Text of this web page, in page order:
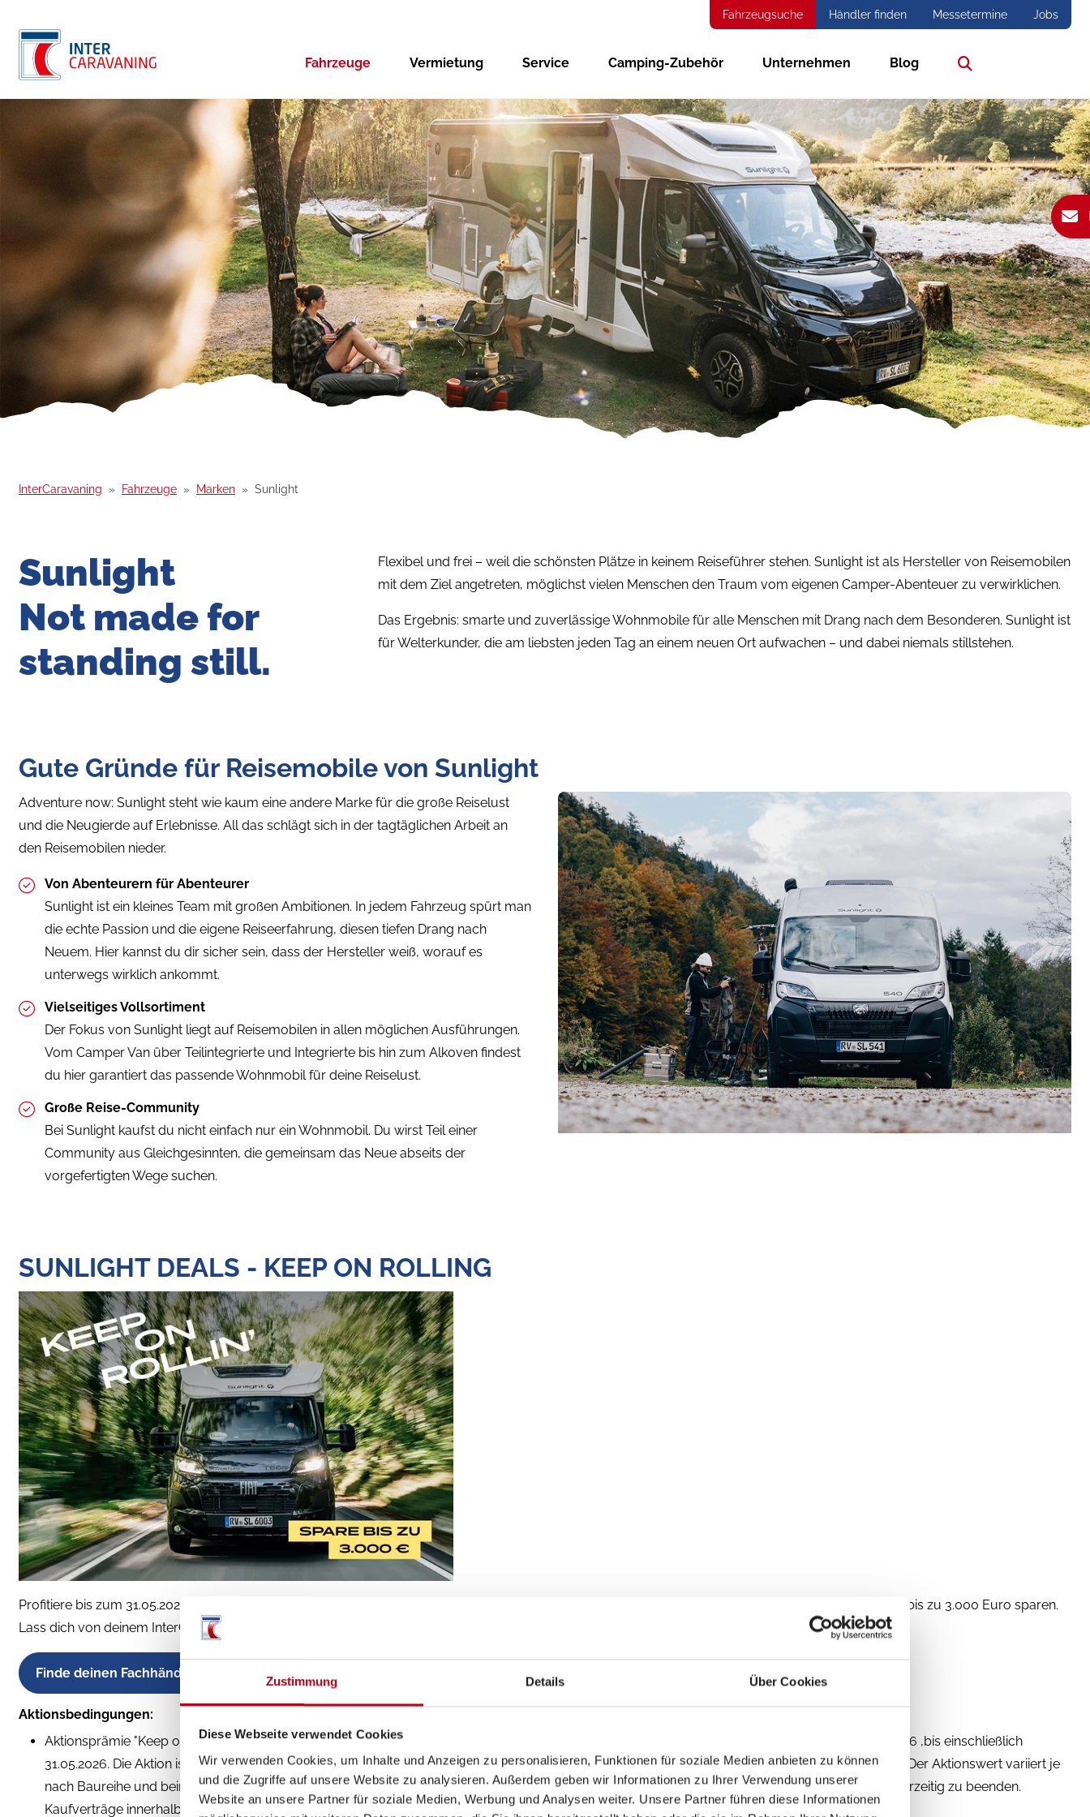
Zustimmung Details Über Cookies
Diese Webseite verwendet Cookies
Wir verwenden Cookies, um Inhalte und Anzeigen zu personalisieren, Funktionen für soziale Medien anbieten zu können
und die Zugriffe auf unsere Website zu analysieren. Außerdem geben wir Informationen zu Ihrer Verwendung unserer
Website an unsere Partner für soziale Medien, Werbung und Analysen weiter. Unsere Partner führen diese Informationen
Fahrzeugsuche Händler finden Messetermine Jobs
Fahrzeuge Vermietung Service Camping-Zubehör Unternehmen Blog
InterCaravaning Fahrzeuge Marken Sunlight
Sunlight
Not made for
standing still.
Flexibel und frei – weil die schönsten Plätze in keinem Reiseführer stehen. Sunlight ist als Hersteller von Reisemobilen
mit dem Ziel angetreten, möglichst vielen Menschen den Traum vom eigenen Camper-Abenteuer zu verwirklichen.
Das Ergebnis: smarte und zuverlässige Wohnmobile für alle Menschen mit Drang nach dem Besonderen. Sunlight ist
für Welterkunder, die am liebsten jeden Tag an einem neuen Ort aufwachen – und dabei niemals stillstehen.
Gute Gründe für Reisemobile von Sunlight
Adventure now: Sunlight steht wie kaum eine andere Marke für die große Reiselust
und die Neugierde auf Erlebnisse. All das schlägt sich in der tagtäglichen Arbeit an
den Reisemobilen nieder.
Von Abenteurern für Abenteurer
Sunlight ist ein kleines Team mit großen Ambitionen. In jedem Fahrzeug spürt man
die echte Passion und die eigene Reiseerfahrung, diesen tiefen Drang nach
Neuem. Hier kannst du dir sicher sein, dass der Hersteller weiß, worauf es
unterwegs wirklich ankommt.
Vielseitiges Vollsortiment
Der Fokus von Sunlight liegt auf Reisemobilen in allen möglichen Ausführungen.
Vom Camper Van über Teilintegrierte und Integrierte bis hin zum Alkoven findest
du hier garantiert das passende Wohnmobil für deine Reiselust.
Große Reise-Community
Bei Sunlight kaufst du nicht einfach nur ein Wohnmobil. Du wirst Teil einer
Community aus Gleichgesinnten, die gemeinsam das Neue abseits der
vorgefertigten Wege suchen.
SUNLIGHT DEALS - KEEP ON ROLLING
Profitiere bis zum 31.05.2026 von den aktuellen SUNLIGHT DEALS und sichere dir dein Neufahrzeug zum Angebotspreis. Je nach Baureihe kannst du bis zu 3.000 Euro sparen.
Lass dich von deinem InterCaravaning SUNLIGHT Händler vor Ort beraten.
Finde deinen Fachhändler vor Ort
Aktionsbedingungen:
Aktionsprämie "Keep on Rolling" (Der Aktionszeitraum der "Keep on Rolling" Aktion erstreckt sich auf abgeschlossene Kaufverträge vom 01.04.2026 ,bis einschließlich
31.05.2026. Die Aktion ist gültig bei allen teilnehmenden Handelspartnern von SUNLIGHT und gilt ausschließlich für den Kauf von Neufahrzeugen. Der Aktionswert variiert je
nach Baureihe und beinhaltet die Mehrwertsteuer. Sunlight behält sich das Recht vor, Aktionsbedingungen jederzeit zu ändern sowie die Aktion vorzeitig zu beenden.
Kaufverträge innerhalb der Aktion sind vom Widerruf ausgeschlossen. )